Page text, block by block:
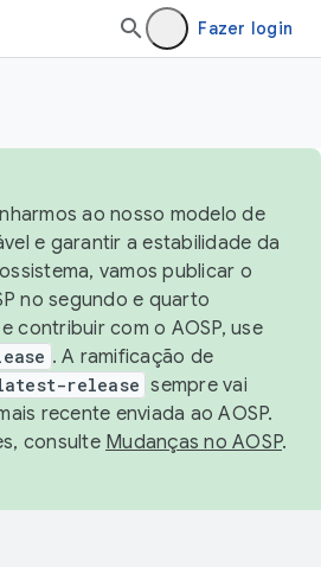
Fazer login
ao nosso modelo de
e garantir a estabilidade da
vamos publicar o
no segundo e quarto
contribuir com o AOSP, use
. A ramificação de
release sempre vai
recente enviada ao AOSP.
consulte Mudanças no AOSP.